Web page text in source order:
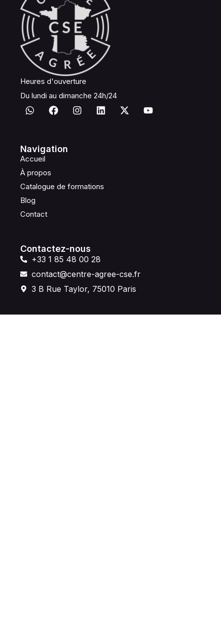
Heures d'ouverture
Du lundi au dimanche 24h/24
Navigation
Accueil
À propos
Catalogue de formations
Blog
Contact
Contactez-nous
+33 1 85 48 00 28
contact@centre-agree-cse.fr
3 B Rue Taylor, 75010 Paris